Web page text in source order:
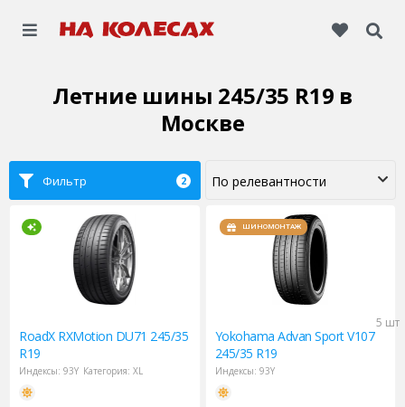
Летние шины 245/35 R19 в
Москве
Фильтр 2
RoadXRXMotion DU71 245/35
R19
Индексы: 93Y Категория: XL
ШИНОМОНТАЖ
5 шт
Yokohama Advan Sport V107
245/35 R19
Индексы: 93Y